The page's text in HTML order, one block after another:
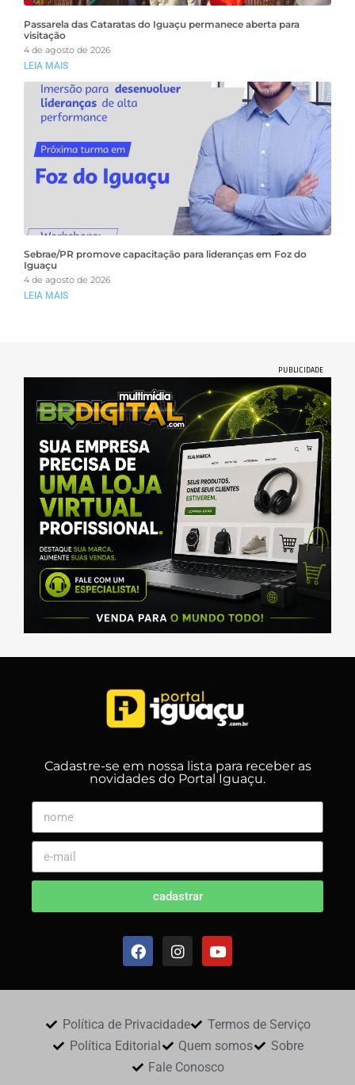
Passarela das Cataratas do Iguaçu permanece aberta para
visitação
4 de agosto de 2026
LEIA MAIS
Sebrae/PR promove capacitação para lideranças em Foz do
Iguaçu
4 de agosto de 2026
LEIA MAIS
PUBLICIDADE
Cadastre-se em nossa lista para receber as
novidades do Portal Iguaçu.
cadastrar
Política de Privacidade
Termos de Serviço
Política Editorial
Quem somos
Sobre
Fale Conosco